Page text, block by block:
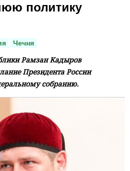
политику
Чечня
Рамзан Кадыров
Президента России
собранию.